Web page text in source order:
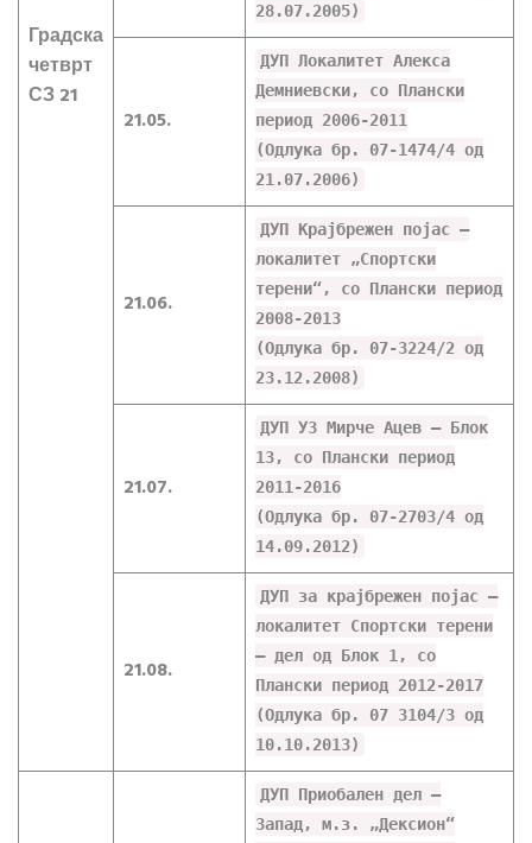
Градска
четврт
СЗ 21
28.07.2005)
21.05.
ДУП Локалитет Алекса
Демниевски, со Плански
период 2006-2011
(Одлука бр. 07-1474/4 од
21.07.2006)
21.06.
ДУП Крајбрежен појас –
локалитет „Спортски
терени“, со Плански период
2008-2013
(Одлука бр. 07-3224/2 од
23.12.2008)
21.07.
ДУП УЗ Мирче Ацев – Блок
13, со Плански период
2011-2016
(Одлука бр. 07-2703/4 од
14.09.2012)
21.08.
ДУП за крајбрежен појас –
локалитет Спортски терени
– дел од Блок 1, со
Плански период 2012-2017
(Одлука бр. 07 3104/3 од
10.10.2013)
ДУП Приобален дел –
Запад, м.з. „Дексион“